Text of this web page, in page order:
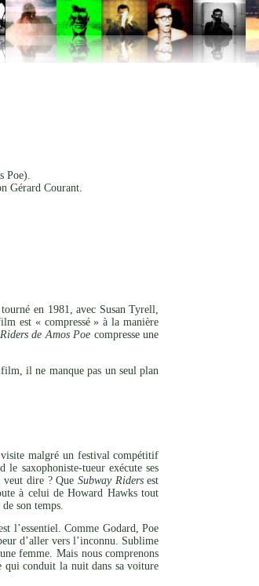
Poe).
Gérard Courant.
en 1981, avec Susan Tyrell,
est « compressé » à la manière
de Amos Poe compresse une
il ne manque pas un seul plan
malgré un festival compétitif
le saxophoniste-tueur exécute ses
veut dire ? Que Subway Ridersest
à celui de Howard Hawks tout
son temps.
l’essentiel. Comme Godard, Poe
d’aller vers l’inconnu. Sublime
femme. Mais nous comprenons
qui conduit la nuit dans sa voiture